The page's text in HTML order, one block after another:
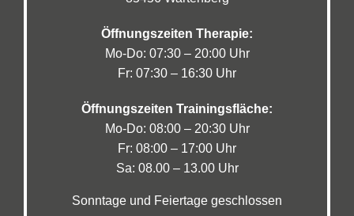
Öffnungszeiten Therapie:
Mo-Do: 07:30 – 20:00 Uhr
Fr: 07:30 – 16:30 Uhr
Öffnungszeiten Trainingsfläche:
Mo-Do: 08:00 – 20:30 Uhr
Fr: 08:00 – 17:00 Uhr
Sa: 08.00 – 13.00 Uhr
Sonntage und Feiertage geschlossen